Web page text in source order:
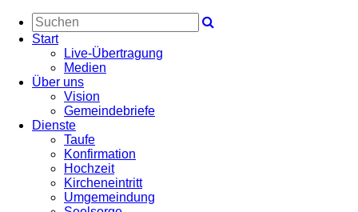
Start
Live-Übertragung
Medien
Über uns
Vision
Gemeindebriefe
Dienste
Taufe
Konfirmation
Hochzeit
Kircheneintritt
Umgemeindung